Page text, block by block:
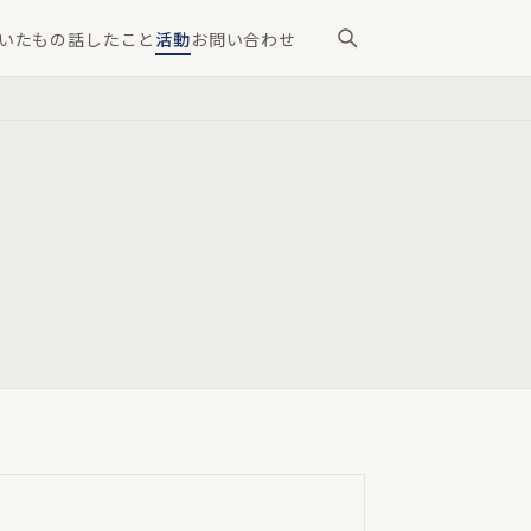
たもの 話したこと 活動お問い合わせ